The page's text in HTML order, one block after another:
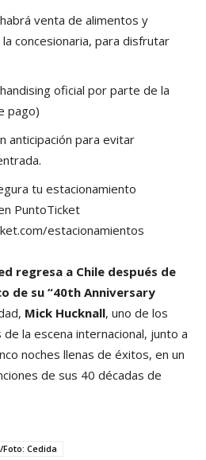
venta de alimentos y
concesionaria, para disfrutar
oficial por parte de la
pago)
anticipación para evitar
tu estacionamiento
PuntoTicket
estacionamientos
regresa a Chile después de
de su “40th Anniversary
Mick Hucknall, uno de los
la escena internacional, junto a
noches llenas de éxitos, en un
de sus 40 décadas de
Cedida